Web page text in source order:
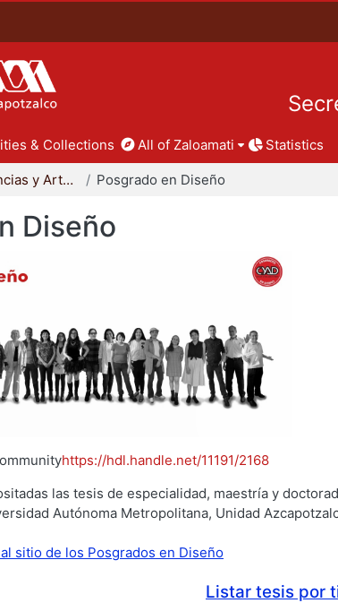
& Collections All of Zaloamati Statistics
División de Ciencias y Artes para el Diseño Posgrado en Diseño
Diseño
https://hdl.handle.net/11191/2168
las tesis de especialidad, maestría y
Autónoma Metropolitana, Unidad
sitio de los Posgrados en Diseño
Listar tesis por